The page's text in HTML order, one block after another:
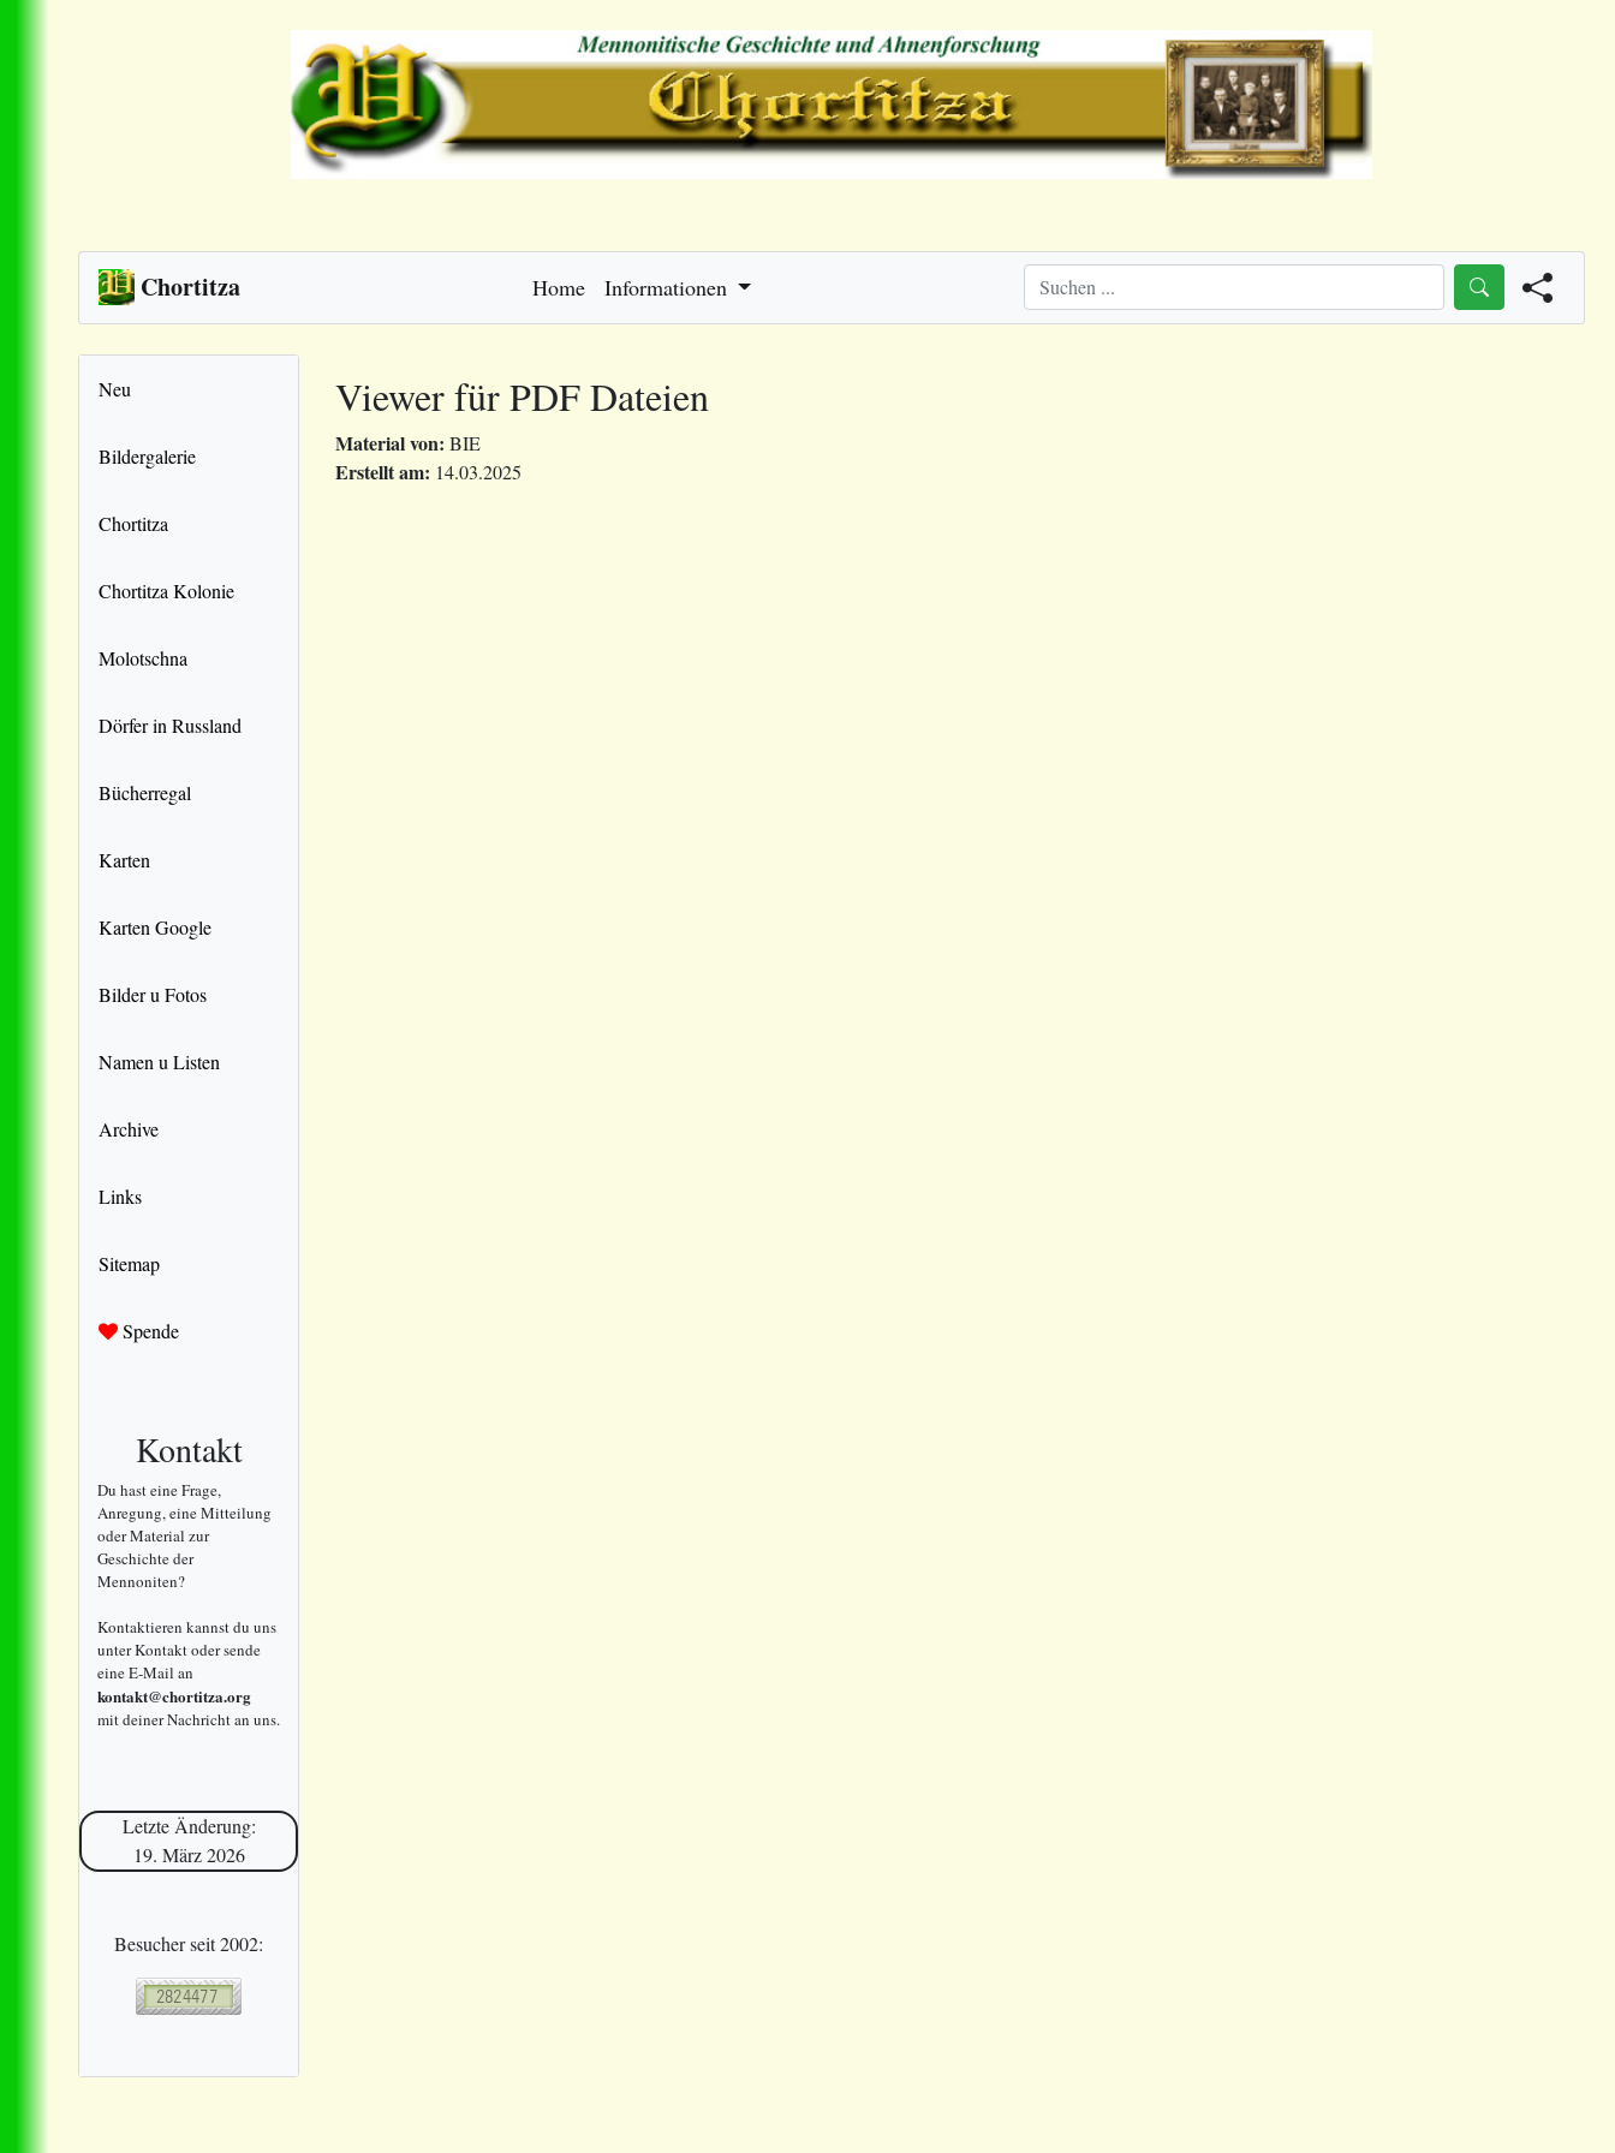
Chortitza Home Informationen
Neu
Bildergalerie
Chortitza
Chortitza Kolonie
Molotschna
Dörfer in Russland
Bücherregal
Karten
Karten Google
Bilder u Fotos
Namen u Listen
Archive
Links
Sitemap
Spende
Kontakt
Du hast eine Frage,
Anregung, eine Mitteilung
oder Material zur
Geschichte der
Mennoniten?
Kontaktieren kannst du uns
unter Kontakt oder sende
eine E-Mail an
kontakt@chortitza.org
mit deiner Nachricht an uns.
Letzte Änderung:
19. März 2026
Besucher seit 2002:
Viewer für PDF Dateien
Material von: BIE
Erstellt am: 14.03.2025